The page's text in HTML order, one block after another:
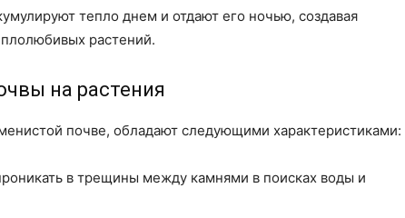
тепло днем и отдают его ночью, создавая
растений.
на растения
почве, обладают следующими характеристиками:
в трещины между камнями в поисках воды и